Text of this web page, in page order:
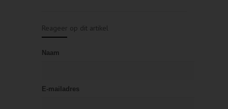
Reageer op dit artikel
Naam
E-mailadres